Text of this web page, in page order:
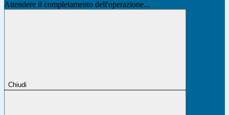
Attendere il completamento dell'operazione...
Chiudi